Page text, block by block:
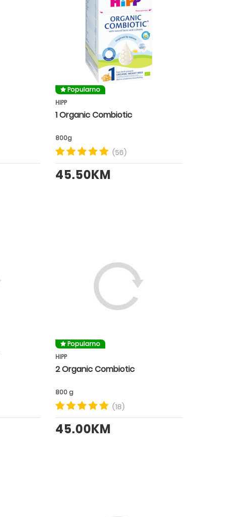
Popularno
HIPP
1 Organic Combiotic
800g
(56)
45.50KM
Popularno
HIPP
2 Organic Combiotic
800 g
(18)
45.00KM